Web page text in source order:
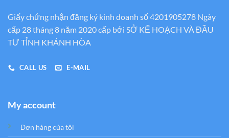
Giấy chứng nhận đăng ký kinh doanh số 4201905278 Ngày
cấp 28 tháng 8 năm 2020 cấp bới SỞ KẾ HOẠCH VÀ ĐẦU
TƯ TỈNH KHÁNH HÒA
CALL US E-MAIL
My account
Đơn hàng của tôi